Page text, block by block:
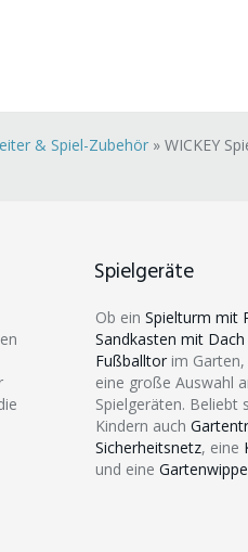
& Spiel-Zubehör » WICKEY
Spielgeräte
Ob ein Spielturm mit
Sandkasten mit Dach
Fußballtor im
eine große Auswahl
Spielgeräten. Beliebt
Kindern auch
Sicherheitsnetz, eine
und eine Gartenwippe